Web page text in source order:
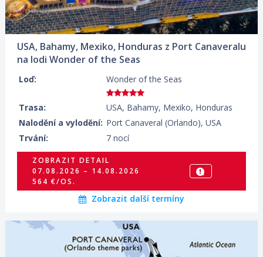
USA, Bahamy, Mexiko, Honduras z Port Canaveralu
na lodi Wonder of the Seas
Loď: Wonder of the Seas
Trasa:
USA, Bahamy, Mexiko, Honduras
Nalodění a vylodění: Port Canaveral (Orlando), USA
Trvání:
7 nocí
ZOBRAZIT DETAIL
17.08.2026 – 24.08.2026
ZOBRAZIT DETAIL
28.08.2026 – 04.09.2026
551 €/OS.
ZOBRAZIT DETAIL
04.09.2026 – 11.09.2026
645 €/OS.
ZOBRAZIT DETAIL
07.08.2026 – 14.08.2026
564 €/OS.
Zobrazit další termíny
ZOBRAZIT DETAIL
03.09.2026 – 13.09.2026
629 €/OS.